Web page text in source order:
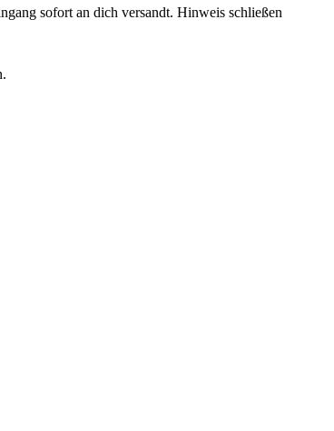
sofort an dich versandt. Hinweis schließen